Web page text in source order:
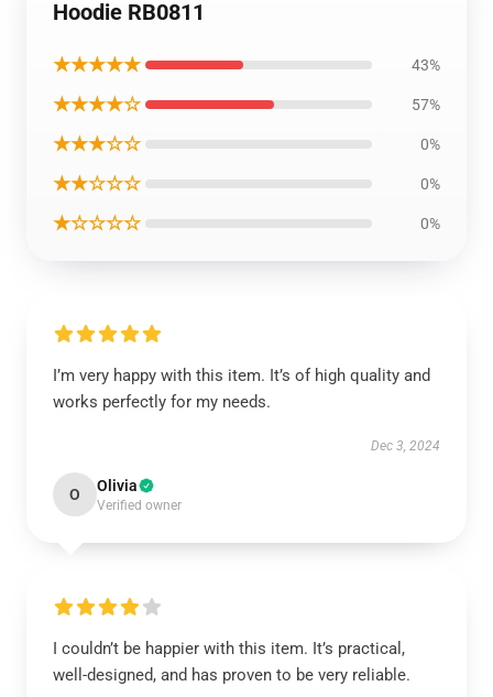
Hoodie RB0811
★★★★★ 43%
★★★★☆ 57%
★★★☆☆ 0%
★★☆☆☆ 0%
★☆☆☆☆ 0%
I’m very happy with this item. It’s of high quality and
works perfectly for my needs.
Dec 3, 2024
O Olivia
Verified owner
I couldn’t be happier with this item. It’s practical,
well-designed, and has proven to be very reliable.